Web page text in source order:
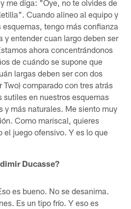
me diga: "Oye, no te olvides de
Cuando alineo al equipo y
tengo más confianza
y entender cuan largo deben ser
ahora concentrándonos
de cuándo se supone que
largas deben ser con dos
Two) comparado con tres atrás
sutiles en nuestros esquemas
y más naturales. Me siento muy
Como mariscal, quieres
el juego ofensivo. Y es lo que
Ducasse?
es bueno. No se desanima.
Es un tipo frío. Y eso es